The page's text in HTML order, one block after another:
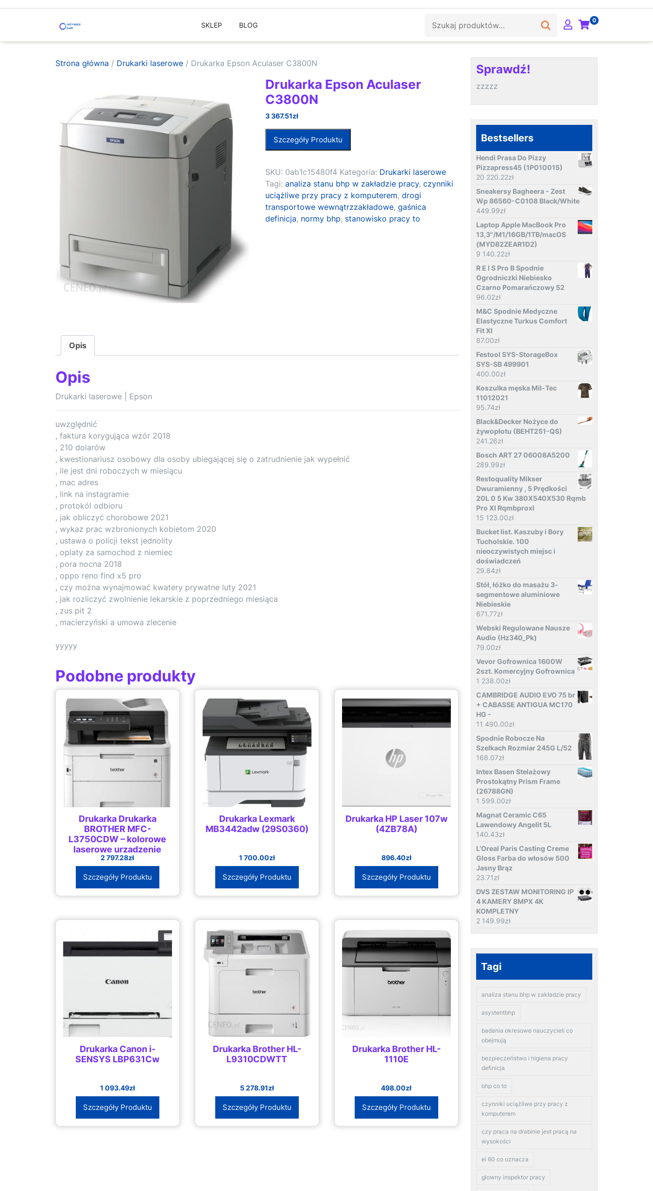
SKLEP BLOG
0
Strona główna / Drukarki laserowe / Drukarka Epson Aculaser C3800N
Drukarka Epson Aculaser
C3800N
3 367.51zł
Szczegóły Produktu
SKU: 0ab1c15480f4 Kategoria: Drukarki laserowe
Tagi:analiza stanu bhp w zakładzie pracy,czynniki
uciążliwe przy pracy z komputerem,drogi
transportowe wewnątrzzakładowe,gaśnica
definicja, normy bhp, stanowisko pracy to
Opis
Opis
Drukarki laserowe | Epson
uwzględnić
, faktura korygująca wzór 2018
, 210 dolarów
, kwestionariusz osobowy dla osoby ubiegającej się o zatrudnienie jak wypełnić
, ile jest dni roboczych w miesiącu
, mac adres
, link na instagramie
, protokól odbioru
, jak obliczyć chorobowe 2021
, wykaz prac wzbronionych kobietom 2020
, ustawa o policji tekst jednolity
, oplaty za samochod z niemiec
, pora nocna 2018
, oppo reno find x5 pro
, czy można wynajmować kwatery prywatne luty 2021
, jak rozliczyć zwolnienie lekarskie z poprzedniego miesiąca
, zus pit 2
, macierzyński a umowa zlecenie
yyyyy
Podobne produkty
Drukarka Drukarka
BROTHER MFC-
L3750CDW – kolorowe
laserowe urzadzenie
wielofunkcyjne – Ekran
2 797.28zł
Szczegóły Produktu
Drukarka Lexmark
MB3442adw (29S0360)
1 700.00zł
Szczegóły Produktu
Drukarka HP Laser 107w
(4ZB78A)
896.40zł
Szczegóły Produktu
Drukarka Canon i-
SENSYS LBP631Cw
1 093.49zł
Szczegóły Produktu
Drukarka Brother HL-
L9310CDWTT
5 278.91zł
Szczegóły Produktu
Drukarka Brother HL-
1110E
498.00zł
Szczegóły Produktu
Sprawdź!
zzzzz
Bestsellers
Hendi Prasa Do Pizzy
Pizzapress45 (1P010015)
20 220.22zł
Sneakersy Bagheera - Zest
Wp 86560-C0108 Black/White
449.99zł
Laptop Apple MacBook Pro
13,3"/M1/16GB/1TB/macOS
(MYD82ZEAR1D2)
9 140.22zł
R E I S Pro B Spodnie
Ogrodniczki Niebiesko
Czarno Pomarańczowy 52
96.02zł
M&C Spodnie Medyczne
Elastyczne Turkus Comfort
Fit Xl
87.00zł
Festool SYS-StorageBox
SYS-SB 499901
400.00zł
Koszulka męska Mil-Tec
11012021
95.74zł
Black&Decker Nożyce do
żywopłotu (BEHT251-QS)
241.26zł
Bosch ART 27 06008A5200
289.99zł
Restoquality Mikser
Dwuramienny , 5 Prędkości
20L 0 5 Kw 380X540X530 Rqmb
Pro Xl Rqmbproxl
15 123.00zł
Bucket list. Kaszuby i Bory
Tucholskie. 100
nieoczywistych miejsc i
doświadczeń
29.84zł
Stół, łóżko do masażu 3-
segmentowe aluminiowe
Niebieskie
671.77zł
Webski Regulowane Nausze
Audio (Hz340_Pk)
79.00zł
Vevor Gofrownica 1600W
2szt. Komercyjny Gofrownica
1 238.00zł
CAMBRIDGE AUDIO EVO 75 br
+ CABASSE ANTIGUA MC170
HG -
11 490.00zł
Spodnie Robocze Na
Szelkach Rozmiar 245G L/52
168.07zł
Intex Basen Stelażowy
Prostokątny Prism Frame
(26788GN)
1 599.00zł
Magnat Ceramic C65
Lawendowy Angelit 5L
140.43zł
L’Oreal Paris Casting Creme
Gloss Farba do włosów 500
Jasny Brąz
23.71zł
DVS ZESTAW MONITORING IP
4 KAMERY 8MPX 4K
KOMPLETNY
2 149.99zł
Tagi
analiza stanu bhp w zakładzie pracy
asystentbhp
badania okresowe nauczycieli co
obejmują
bezpieczeństwo i higiena pracy
definicja
bhp co to
czynniki uciążliwe przy pracy z
komputerem
czy praca na drabinie jest pracą na
wysokości
ei 60 co oznacza
glowny inspektor pracy